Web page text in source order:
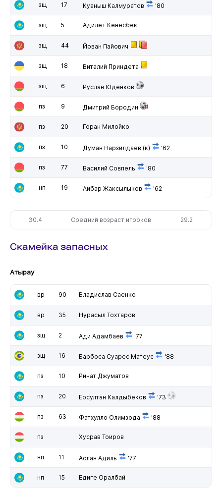
зщ 17 Куаныш Калмуратов '80
зщ 5 Адилет Кенесбек
зщ 44 Йован Пайович
зщ 18 Виталий Приндета
зщ 6 Руслан Юденков
пз 9 Дмитрий Бородин
пз 20 Горан Милойко
пз 10 Думан Нарзилдаев (к) '62
пз 77 Василий Совпель '80
нп 19 Айбар Жаксылыков '62
30.4 Средний возраст игроков 29.2
Скамейка запасных
Атырау
вр 90 Владислав Саенко
вр 35 Нурасыл Тохтаров
зщ 2 Ади Адамбаев '77
зщ 16 Барбоса Суарес Матеус '88
пз 10 Ринат Джуматов
пз 20 Ерсултан Калдыбеков '73
пз 63 Фатхулло Олимзода '88
пз Хусрав Тоиров
нп 11 Аслан Адиль '77
нп 15 Едиге Оралбай